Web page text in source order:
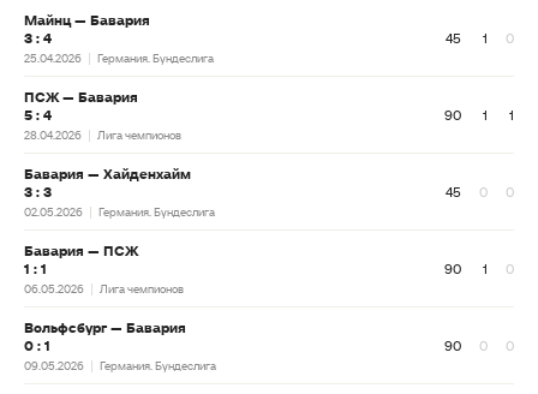
Майнц — Бавария
3 : 4
25.04.2026 Германия. Бундеслига
45 1 0
ПСЖ — Бавария
5 : 4
28.04.2026 Лига чемпионов
90 1 1
Бавария — Хайденхайм
3 : 3
02.05.2026 Германия. Бундеслига
45 0 0
Бавария — ПСЖ
1 : 1
06.05.2026 Лига чемпионов
90 1 0
Вольфсбург — Бавария
0 : 1
09.05.2026 Германия. Бундеслига
90 0 0